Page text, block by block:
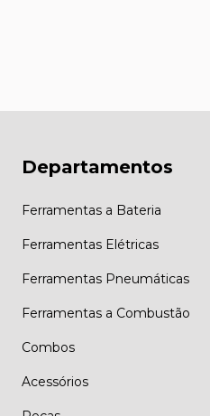
Departamentos
Ferramentas a Bateria
Ferramentas Elétricas
Ferramentas Pneumáticas
Ferramentas a Combustão
Combos
Acessórios